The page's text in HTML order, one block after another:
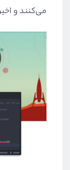
می‌کنند و